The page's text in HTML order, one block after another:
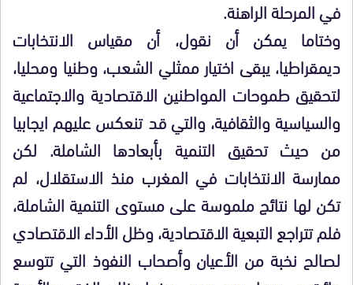
في المرحلة الراهنة.
وختاما يمكن أن نقول، أن مقياس الانتخابات
ديمقراطيا، يبقى اختيار ممثلي الشعب، وطنيا ومحليا،
لتحقيق طموحات المواطنين الاقتصادية والاجتماعية
والسياسية والثقافية، والتي قد تنعكس عليهم ايجابيا
من حيث تحقيق التنمية بأبعادها الشاملة. لكن
ممارسة الانتخابات في المغرب منذ الاستقلال، لم
تكن لها نتائج ملموسة على مستوى التنمية الشاملة،
فلم تتراجع التبعية الاقتصادية، وظل الأداء الاقتصادي
لصالح نخبة من الأعيان وأصحاب النفوذ التي تتوسع